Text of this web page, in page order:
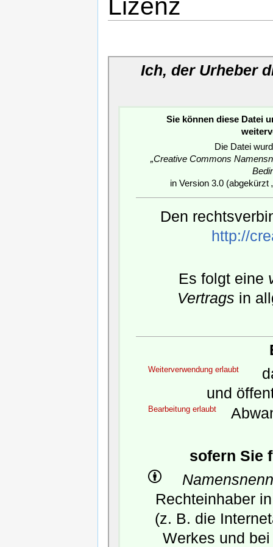
Lizenz
Ich, der Urheber
Sie können diese Datei
Die Datei
„Creative Commons
in Version 3.0 (abgekürzt
Den
http://
Es folgt eine
Vertrags in
Weiterverwendung erlaubt
und
Bearbeitung erlaubt
sofern Sie
Rechteinhaber
(z. B. die
Werkes und